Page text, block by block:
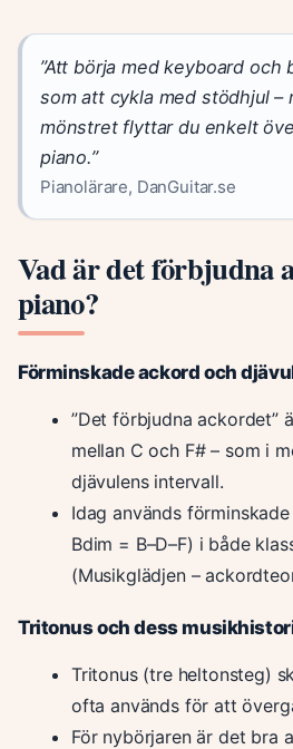
”Att börja med keyboard och
som att cykla med stödhjul –
mönstret flyttar du enkelt
piano.”
Pianolärare, DanGuitar.se
Vad är det förbjudna
piano?
Förminskade ackord och
”Det förbjudna ackordet”
mellan C och F# – som i
djävulens intervall.
Idag används
Bdim = B–D–F) i både
(Musikglädjen –
Tritonus och dess
Tritonus (tre heltonsteg)
ofta används för att
För nybörjaren är det bra